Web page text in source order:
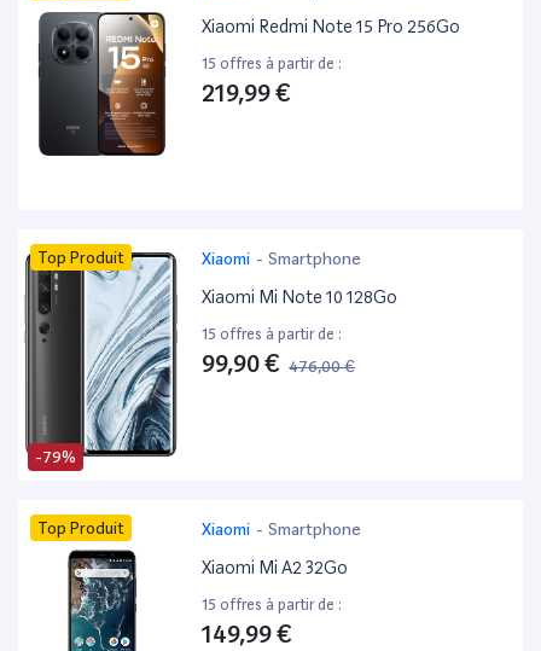
Xiaomi Redmi Note 15 Pro 256Go
15 offres à partir de :
219,99 €
-79%
Top Produit Xiaomi - Smartphone
Xiaomi Mi Note 10 128Go
15 offres à partir de :
99,90 € 476,00 €
Top Produit Xiaomi - Smartphone
Xiaomi Mi A2 32Go
15 offres à partir de :
149,99 €